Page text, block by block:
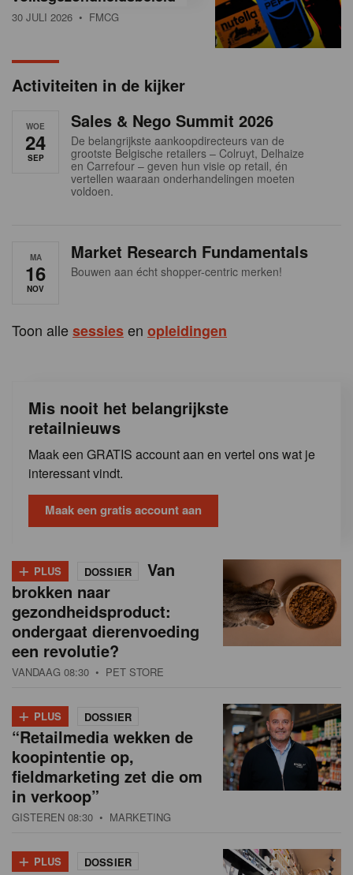
a
n
30 JULI 2026 • FMCG
Activiteiten in de kijker
WOE
24
SEP
Sales & Nego Summit 2026
De belangrijkste aankoopdirecteurs van de
grootste Belgische retailers – Colruyt, Delhaize
en Carrefour – geven hun visie op retail, én
vertellen waaraan onderhandelingen moeten
voldoen.
MA
16
NOV
Market Research Fundamentals
Bouwen aan écht shopper-centric merken!
Toon allesessiesen opleidingen
Mis nooit het belangrijkste
retailnieuws
Maak een GRATIS account aan en vertel ons wat je
interessant vindt.
Maak een gratis account aan
+ PLUS DOSSIER
Van
brokken naar
gezondheidsproduct:
ondergaat dierenvoeding
een revolutie?
VANDAAG 08:30 • PET STORE
+ PLUS DOSSIER
“Retailmedia wekken de
koopintentie op,
fieldmarketing zet die om
in verkoop”
GISTEREN 08:30 • MARKETING
+ PLUS DOSSIER